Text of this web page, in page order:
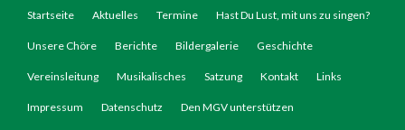
Startseite Aktuelles Termine Hast Du Lust, mit uns zu singen?
Unsere Chöre Berichte Bildergalerie Geschichte
Vereinsleitung Musikalisches Satzung Kontakt Links
Impressum Datenschutz Den MGV unterstützen